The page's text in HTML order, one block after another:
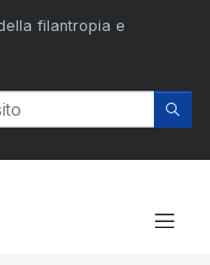
filantropia e